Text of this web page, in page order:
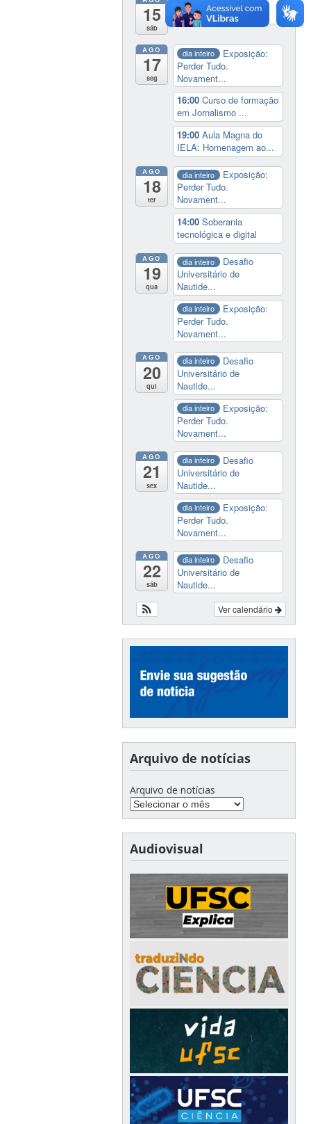
15
sáb
19:00
Cine paredão:
programação de rec...
AGO
17
seg
dia inteiro
Exposição:
Perder Tudo.
Novament...
16:00Curso de formação
em Jornalismo ...
19:00Aula Magna do
IELA: Homenagem ao...
AGO
18
ter
dia inteiro
Exposição:
Perder Tudo.
Novament...
14:00Soberania
tecnológica e digital
AGO
19
qua
dia inteiro
Desafio
Universitário de
Nautide...
dia inteiro
Exposição:
Perder Tudo.
Novament...
AGO
20
qui
dia inteiro
Desafio
Universitário de
Nautide...
dia inteiro
Exposição:
Perder Tudo.
Novament...
AGO
21
sex
dia inteiro
Desafio
Universitário de
Nautide...
dia inteiro
Exposição:
Perder Tudo.
Novament...
AGO
22
sáb
dia inteiro
Desafio
Universitário de
Nautide...
Ver calendário
Arquivo de notícias
Arquivo de notícias
Audiovisual